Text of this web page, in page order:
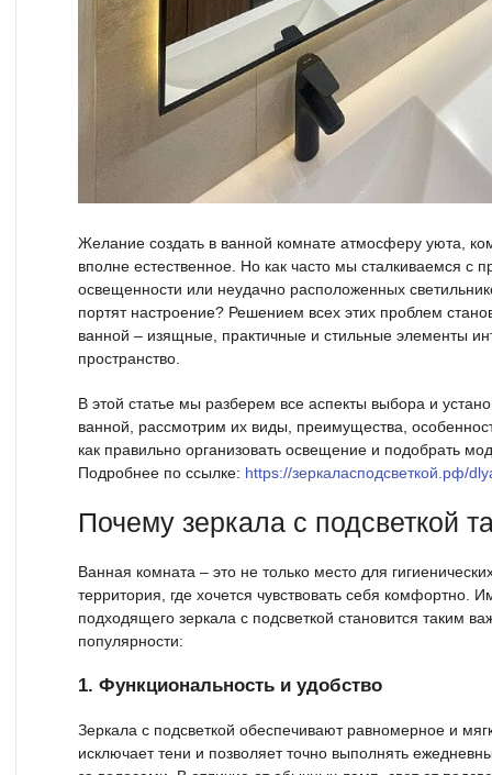
Желание создать в ванной комнате атмосферу уюта,
вполне естественное. Но как часто мы сталкиваемся с
освещенности или неудачно расположенных
портят настроение? Решением всех этих проблем
ванной – изящные, практичные и стильные элементы
пространство.
В этой статье мы разберем все аспекты выбора и
ванной, рассмотрим их виды, преимущества,
как правильно организовать освещение и подобрать
Подробнее по ссылке: https://зеркаласподсветкой.рф/
Почему зеркала с подсветкой
Ванная комната – это не только место для
территория, где хочется чувствовать себя комфортно.
подходящего зеркала с подсветкой становится таким
популярности:
1. Функциональность и удобство
Зеркала с подсветкой обеспечивают равномерное и
исключает тени и позволяет точно выполнять